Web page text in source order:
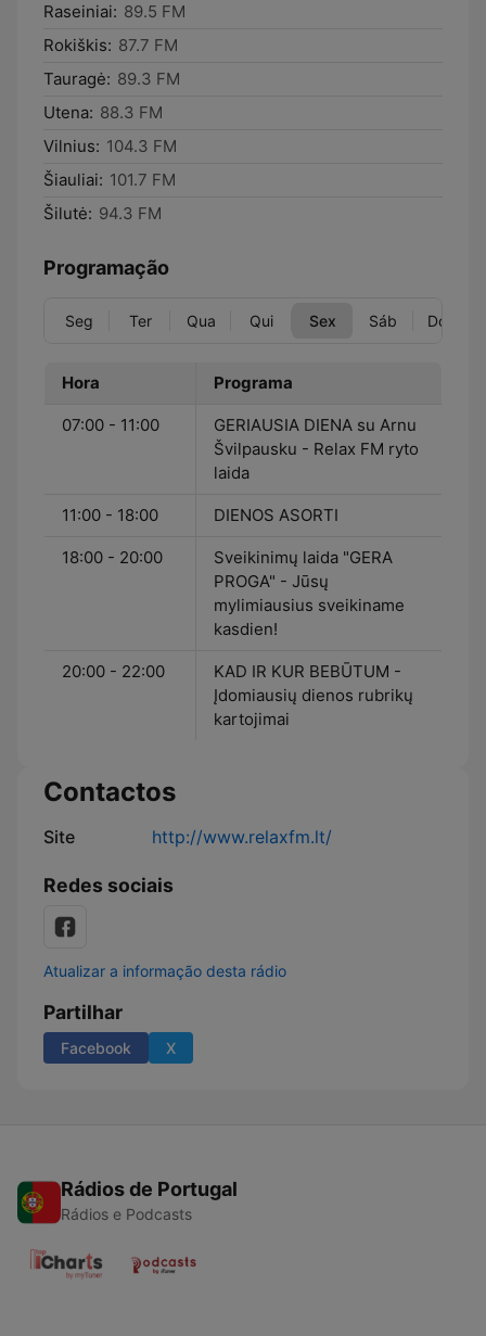
Raseiniai: 89.5 FM
Rokiškis: 87.7 FM
Tauragė: 89.3 FM
Utena: 88.3 FM
Vilnius: 104.3 FM
Šiauliai: 101.7 FM
Šilutė: 94.3 FM
Programação
Seg Ter Qua Qui Sex Sáb Dom
Hora Programa
07:00 - 11:00
GERIAUSIA DIENA su Arnu
Švilpausku - Relax FM ryto
laida
11:00 - 18:00 DIENOS ASORTI
18:00 - 20:00
Sveikinimų laida "GERA
PROGA" - Jūsų
mylimiausius sveikiname
kasdien!
20:00 - 22:00
KAD IR KUR BEBŪTUM -
Įdomiausių dienos rubrikų
kartojimai
Contactos
Site http://www.relaxfm.lt/
Redes sociais
Atualizar a informação desta rádio
Partilhar
Facebook X
Rádios de Portugal
Rádios e Podcasts